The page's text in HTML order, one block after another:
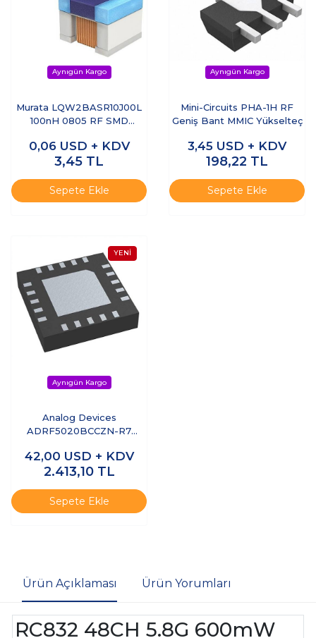
Murata LQW2BASR10J00L
100nH 0805 RF SMD
0,06 USD + KDV
3,45 TL
Sepete Ekle
Mini-Circuits PHA-1H RF
Geniş Bant MMIC Yükselteç
3,45 USD + KDV
198,22 TL
Sepete Ekle
Analog Devices
ADRF5020BCCZN-R7
Anahtar Silicon Switch
42,00 USD + KDV
2.413,10 TL
Sepete Ekle
Ürün Açıklaması Ürün Yorumları
RC832 48CH 5.8G 600mW